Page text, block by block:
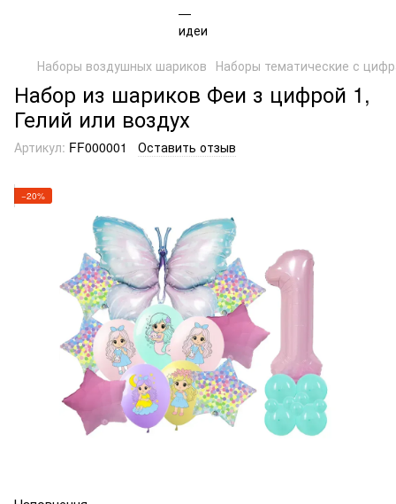
Наборы воздушных шариков Наборы тематические с
Набор из шариков Феи з цифрой 1,
Гелий или воздух
Артикул: FF000001 Оставить отзыв
−20%